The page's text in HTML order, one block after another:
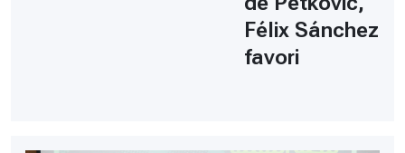
Félix Sánchez
favori